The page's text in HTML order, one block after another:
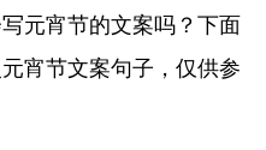
元宵节的文案吗？下面
宵节文案句子，仅供参